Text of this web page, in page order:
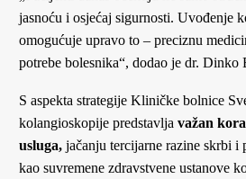
jasnoću i osjećaj sigurnosti. Uvođenje
omogućuje upravo to – preciznu
potrebe bolesnika“, dodao je dr. Dinko
S aspekta strategije Kliničke bolnice
kolangioskopije predstavlja važan
usluga, jačanju tercijarne razine skrbi
kao suvremene zdravstvene ustanove